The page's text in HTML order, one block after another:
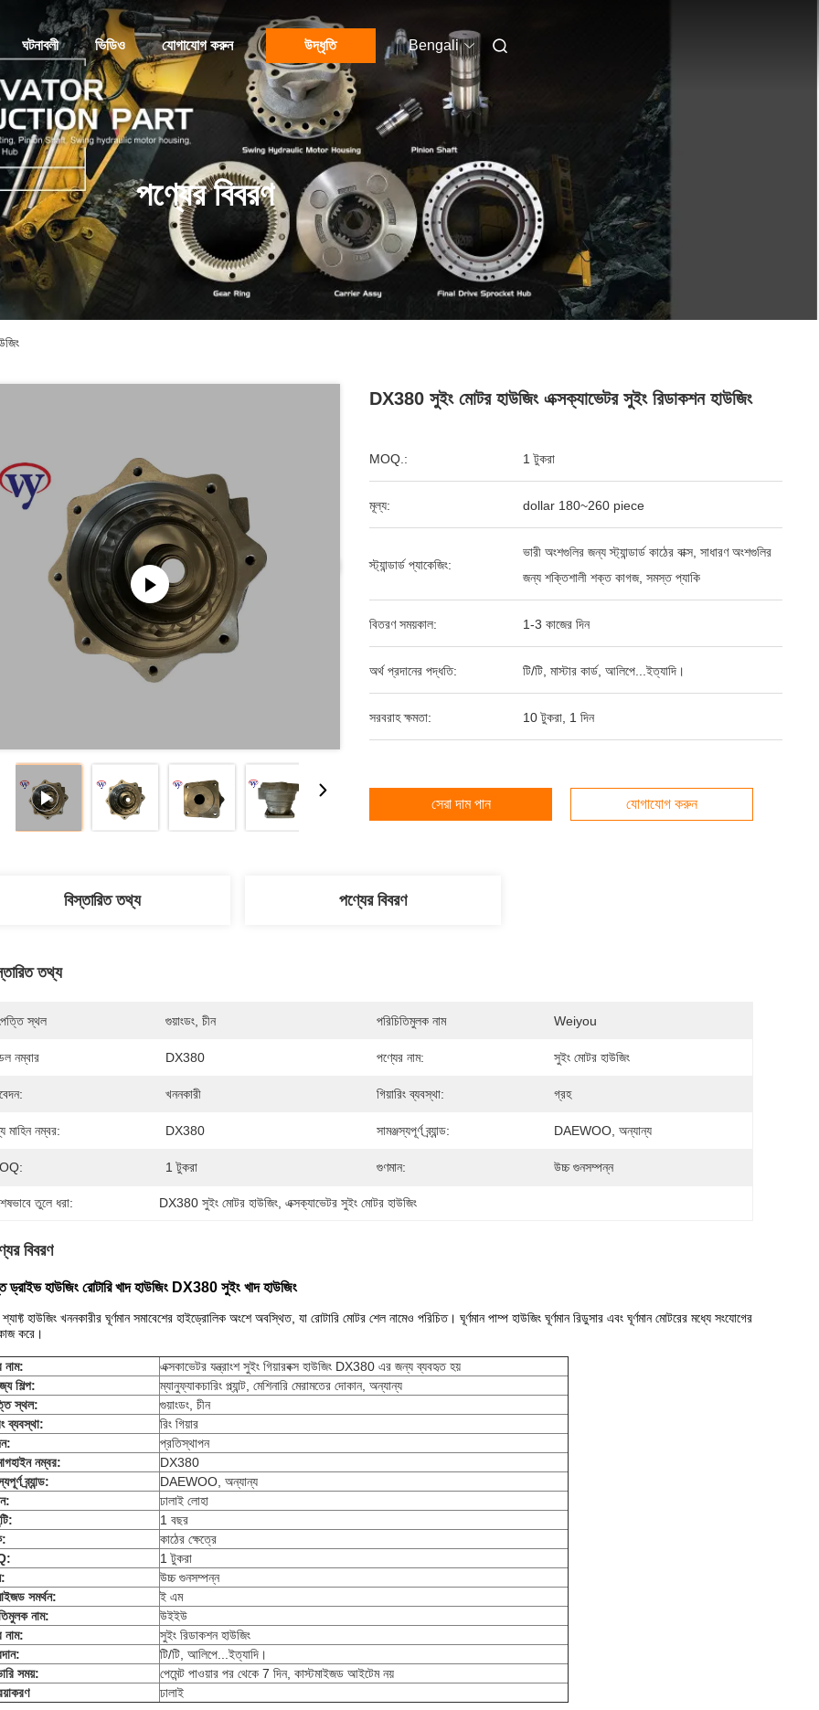
ঘটনাবলী ভিডিও যোগাযোগ করুন উদ্ধৃতি Bengali
পণ্যের বিবরণ
DX380 সুইং মোটর হাউজিং এক্সক্যাভেটর সুইং রিডাকশন হাউজিং
MOQ.: 1 টুকরা
মূল্য: dollar 180~260 piece
স্ট্যান্ডার্ড প্যাকেজিং:
ভারী অংশগুলির জন্য স্ট্যান্ডার্ড কাঠের বাক্স, সাধারণ অংশগুলির
জন্য শক্তিশালী শক্ত কাগজ, সমস্ত প্যাকি
বিতরণ সময়কাল: 1-3 কাজের দিন
অর্থ প্রদানের পদ্ধতি: টি/টি, মাস্টার কার্ড, আলিপে...ইত্যাদি।
সরবরাহ ক্ষমতা: 10 টুকরা, 1 দিন
সেরা দাম পান যোগাযোগ করুন
বিস্তারিত তথ্য পণ্যের বিবরণ
তথ্য
স্থল গুয়াংডং, চীন পরিচিতিমুলক নাম Weiyou
নম্বার DX380 পণ্যের নাম: সুইং মোটর হাউজিং
খননকারী গিয়ারিং ব্যবস্থা: গ্রহ
মাহিন নম্বর: DX380 সামঞ্জস্যপূর্ণ ব্র্যান্ড: DAEWOO, অন্যান্য
1 টুকরা গুণমান: উচ্চ গুনসম্পন্ন
তুলে ধরা: DX380 সুইং মোটর হাউজিং , এক্সক্যাভেটর সুইং মোটর হাউজিং
বিবরণ
ড্রাইভ হাউজিং রোটারি খাদ হাউজিং DX380 সুইং খাদ হাউজিং
শ্যাফ্ট হাউজিং খননকারীর ঘূর্ণমান সমাবেশের হাইড্রোলিক অংশে অবস্থিত, যা রোটারি মোটর শেল নামেও পরিচিত। ঘূর্ণমান পাম্প হাউজিং ঘূর্ণমান রিডুসার এবং ঘূর্ণমান মোটরের মধ্যে সংযোগের
করে।
নাম:
এক্সকাভেটর যন্ত্রাংশ সুইং গিয়ারবক্স হাউজিং DX380 এর জন্য ব্যবহৃত হয়
শিল্প:
ম্যানুফ্যাকচারিং প্ল্যান্ট, মেশিনারি মেরামতের দোকান, অন্যান্য
স্থল:
গুয়াংডং, চীন
ব্যবস্থা:
রিং গিয়ার
প্রতিস্থাপন
গহাইন নম্বর:
DX380
ব্র্যান্ড:
DAEWOO, অন্যান্য
ঢালাই লোহা
1 বছর
কাঠের ক্ষেত্রে
1 টুকরা
উচ্চ গুনসম্পন্ন
সমর্থন:
ই এম
নাম:
উইইউ
নাম:
সুইং রিডাকশন হাউজিং
টি/টি, আলিপে...ইত্যাদি।
সময়:
পেমেন্ট পাওয়ার পর থেকে 7 দিন, কাস্টমাইজড আইটেম নয়
ঢালাই